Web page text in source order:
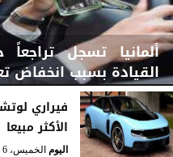
ألمانيا تسجل
القيادة بسبب انخفاض
اليوم الخميس، 6 أغسطس 2026 03:15 مـ
فيراري
الأكثر مبيعا
اليومالخميس، 6 أغسطس 2026